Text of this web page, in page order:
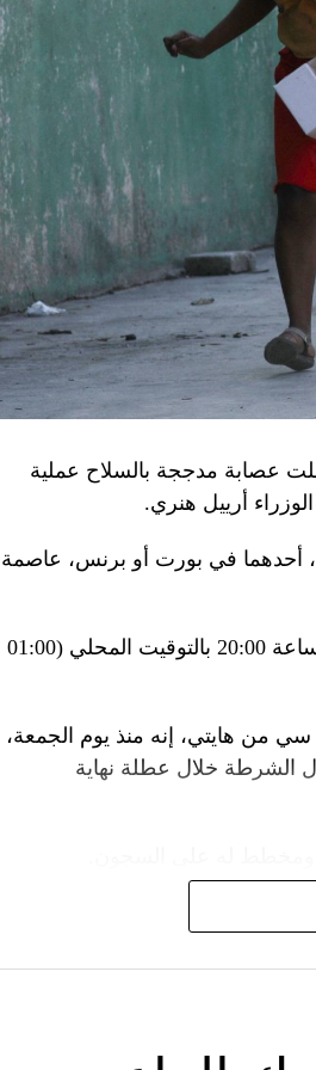
آخرين، مثل رئيس جهاز
الأجهزة الأوكرانية
كولونيل» من جهاز الدولة
الروسي ويُشتبه في أن
تجنيد عسكريين «مقرّبين من
الأمن الأوكرانية أن أحد أعضاء
«بوليتيكا» الصربية قبل وصوله
الصينية في يوغوسلافيا عام
الجبلية أمس، في اليوم الثاني
والخلافات التجارية.
إحدى محطات الصعود في طواف
مع زوجتيهما الغداء. وقدّم
أرمانياك، وقبعات، وسروال
درّاجين صينيين في السباق».
يؤكد «أحب الجبن كثيراً».
عصابة مدججة بالسلاح عملية
أرييل هنري.
أحدهما في بورت أو برنس، عاصمة
وبناء على ذلك فرضت السلطات حظر تجول ليلي بدأ يوم الأحد الساعة 20:00 بالتوقيت المحلي (01:00
من هايتي، إنه منذ يوم الجمعة،
الشرطة خلال عطلة نهاية